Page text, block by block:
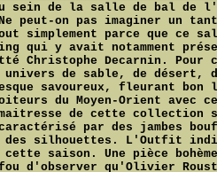
sein de la salle de bal de
peut-on pas imaginer un
simplement parce que ce
qui y avait notamment
Christophe Decarnin. Pour
univers de sable, de désert,
savoureux, fleurant
du Moyen-Orient avec
de cette collection
par des jambes
silhouettes. L'Outfit
cette saison. Une pièce
d'observer qu'Olivier